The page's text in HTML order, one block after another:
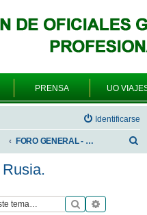
PRENSA UO
Identificarse
FORO GENERAL - SONRIA, POR FAVOR
Buscar